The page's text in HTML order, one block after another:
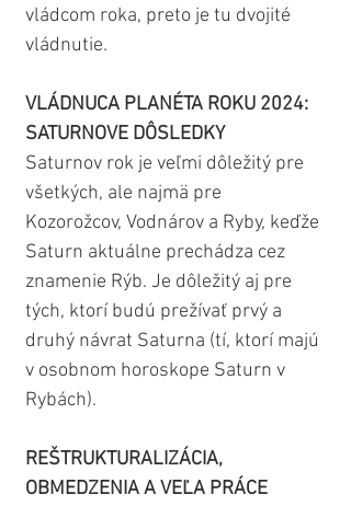
vládcom roka, preto je tu dvojité
vládnutie.
VLÁDNUCA PLANÉTA ROKU 2024:
SATURNOVE DÔSLEDKY
Saturnov rok je veľmi dôležitý pre
všetkých, ale najmä pre
Kozorožcov, Vodnárov a Ryby, keďže
Saturn aktuálne prechádza cez
znamenie Rýb. Je dôležitý aj pre
tých, ktorí budú prežívať prvý a
druhý návrat Saturna (tí, ktorí majú
v osobnom horoskope Saturn v
Rybách).
REŠTRUKTURALIZÁCIA,
OBMEDZENIA A VEĽA PRÁCE